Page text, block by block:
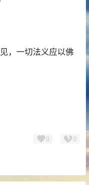
，一切法义应以佛
0 0